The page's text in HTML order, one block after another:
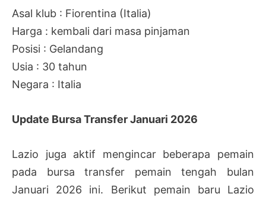
Asal klub : Fiorentina (Italia)
Harga : kembali dari masa pinjaman
Posisi : Gelandang
Usia : 30 tahun
Negara : Italia
Update Bursa Transfer Januari 2026
Lazio juga aktif mengincar beberapa pemain
pada bursa transfer pemain tengah bulan
Januari 2026 ini. Berikut pemain baru Lazio